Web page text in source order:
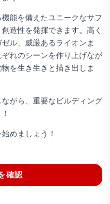
能を備えたユニークなサフ
造性を発揮できます。高く
ル、威厳あるライオンま
れのシーンを作り上げなが
を生き生きと描き出しま
がら、重要なビルディング
めましょう！
確認